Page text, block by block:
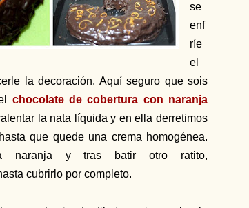
se
enf
ríe
el
la decoración. Aquí seguro que sois
chocolate de cobertura con naranja
la nata líquida y en ella derretimos
que quede una crema homogénea.
naranja y tras batir otro ratito,
cubrirlo por completo.